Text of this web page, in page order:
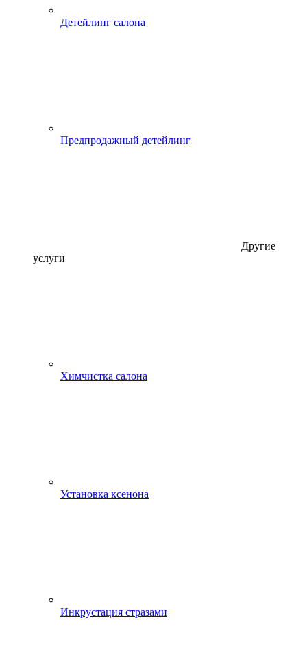
Детейлинг салона
Предпродажный детейлинг
Другие
услуги
Химчистка салона
Установка ксенона
Инкрустация стразами